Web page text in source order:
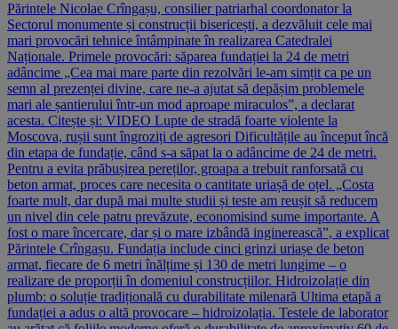
Părintele Nicolae Crîngașu, consilier patriarhal coordonator la
Sectorul monumente și construcții bisericești, a dezvăluit cele mai
mari provocări tehnice întâmpinate în realizarea Catedralei
Naționale. Primele provocări: săparea fundației la 24 de metri
adâncime „Cea mai mare parte din rezolvări le-am simțit ca pe un
semn al prezenței divine, care ne-a ajutat să depășim problemele
mari ale șantierului într-un mod aproape miraculos”, a declarat
acesta. Citește și: VIDEO Lupte de stradă foarte violente la
Moscova, rușii sunt îngroziți de agresori Dificultățile au început încă
din etapa de fundație, când s-a săpat la o adâncime de 24 de metri.
Pentru a evita prăbușirea pereților, groapa a trebuit ranforsată cu
beton armat, proces care necesita o cantitate uriașă de oțel. „Costa
foarte mult, dar după mai multe studii și teste am reușit să reducem
un nivel din cele patru prevăzute, economisind sume importante. A
fost o mare încercare, dar și o mare izbândă inginerească”, a explicat
Părintele Crîngașu. Fundația include cinci grinzi uriașe de beton
armat, fiecare de 6 metri înălțime și 130 de metri lungime – o
realizare de proporții în domeniul construcțiilor. Hidroizolație din
plumb: o soluție tradițională cu durabilitate milenară Ultima etapă a
fundației a adus o altă provocare – hidroizolația. Testele de laborator